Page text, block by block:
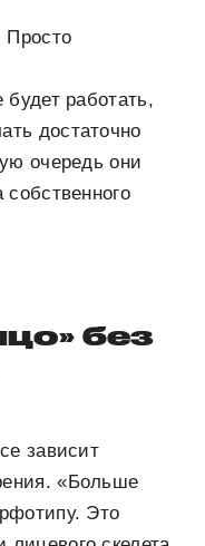
Просто
работать,
достаточно
очередь они
без
зависит
«Больше
Это